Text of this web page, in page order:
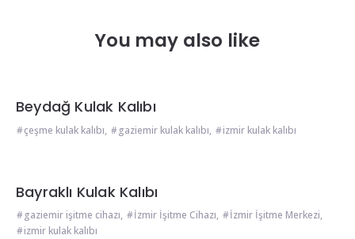
You may also like
Beydağ Kulak Kalıbı
çeşme kulak kalıbı, gaziemir kulak kalıbı, izmir kulak kalıbı
Bayraklı Kulak Kalıbı
gaziemir işitme cihazı, İzmir İşitme Cihazı, İzmir İşitme Merkezi,
izmir kulak kalıbı